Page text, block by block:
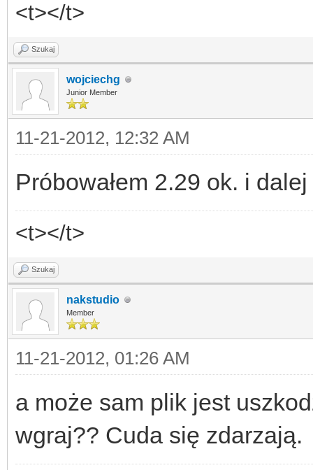
<t></t>
Szukaj
wojciechg
Junior Member
11-21-2012, 12:32 AM
Próbowałem 2.29 ok. i
<t></t>
Szukaj
nakstudio
Member
11-21-2012, 01:26 AM
a może sam plik jest
wgraj?? Cuda się zdarzają.